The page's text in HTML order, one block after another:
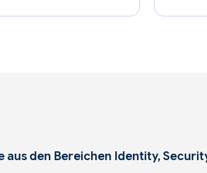
den Bereichen Identity,